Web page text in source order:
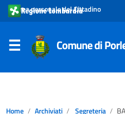
Area personale del Cittadino
Comune di
Home Archiviati Segreteria